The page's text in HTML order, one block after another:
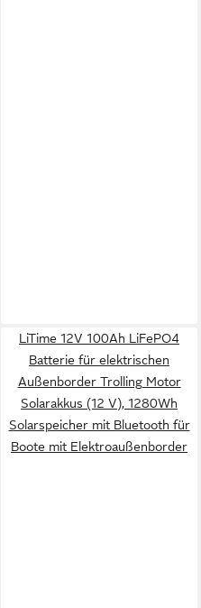
LiTime 12V 100Ah LiFePO4
Batterie für elektrischen
Außenborder Trolling Motor
Solarakkus (12 V), 1280Wh
Solarspeicher mit Bluetooth für
Boote mit Elektroaußenborder